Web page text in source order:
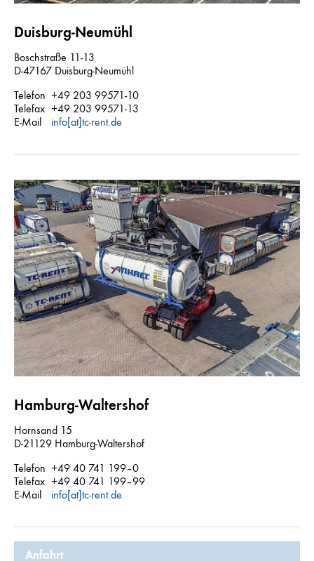
Duisburg-Neumühl
Boschstraße 11-13
D-47167 Duisburg-Neumühl
Telefon +49 203 99571-10
Telefax +49 203 99571-13
E-Mail
info[at]tc-rent.de
Hamburg-Waltershof
Hornsand 15
D-21129 Hamburg-Waltershof
Telefon +49 40 741 199–0
Telefax +49 40 741 199–99
E-Mail
info[at]tc-rent.de
Anfahrt